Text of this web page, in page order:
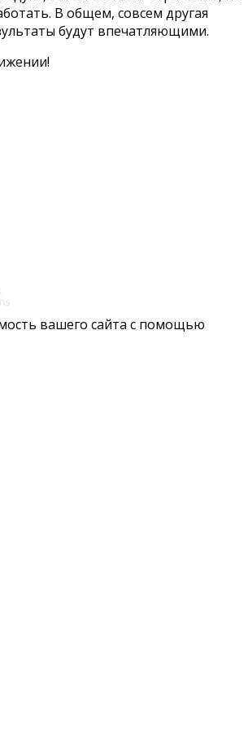
В общем, совсем другая
будут впечатляющими.
вашего сайта с помощью